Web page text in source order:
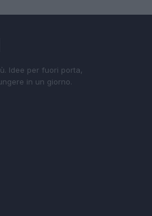
Idee per fuori porta,
in un giorno.